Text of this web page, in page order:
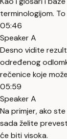
terminologijom.
05:46
Speaker A
Desno vidite
određenog
rečenice koje
05:59
Speaker A
Na primjer, ako
sada želite
će biti visoka.